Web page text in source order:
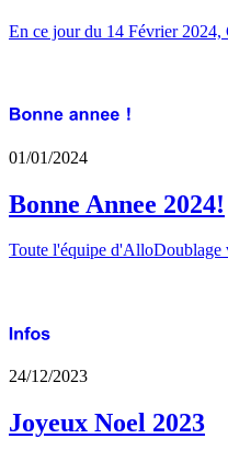
En ce jour du 14 Février 2024,
01/01/2024
Bonne Annee 2024!
Toute l'équipe d'AlloDoublage
24/12/2023
Joyeux Noel 2023